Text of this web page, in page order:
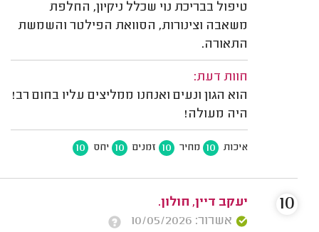
טיפול בבריכת נוי שכלל ניקיון, החלפת
משאבה וצינורות, הסוואת הפילטר והשמשת
התאורה.
חוות דעת:
הוא הגון ונעים ואנחנו ממליצים עליו בחום רב!
היה מעולה!
איכות 10 מחיר 10 זמנים 10 יחס 10
יעקב דיין, חולון.
אשרור: 10/05/2026
10